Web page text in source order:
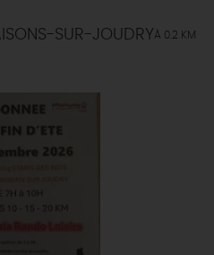
SUR-JOUDRY À 0.2 KM